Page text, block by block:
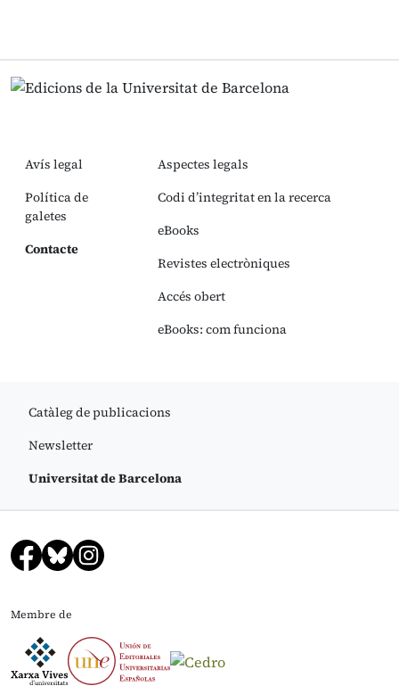
Avís legal
Política de
galetes
Contacte
Aspectes legals
Codi d’integritat en la recerca
eBooks
Revistes electròniques
Accés obert
eBooks: com funciona
Catàleg de publicacions
Newsletter
Universitat de Barcelona
Membre de